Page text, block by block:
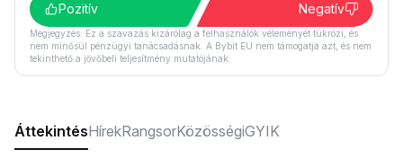
Pozitív
Negatív
Megjegyzés: Ez a szavazás kizárólag a felhasználók véleményét tükrözi, és
nem minősül pénzügyi tanácsadásnak. A Bybit EU nem támogatja azt, és nem
tekinthető a jövőbeli teljesítmény mutatójának.
ÁttekintésHírekRangsorKözösségiGYIK